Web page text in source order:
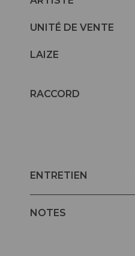
UNITÉ DE VENTE
LAIZE
RACCORD
ENTRETIEN
NOTES